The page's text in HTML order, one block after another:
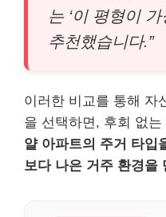
는 ‘이 평형이
추천했습니다.”
이러한 비교를 통해 자
을 선택하면, 후회 없
얄 아파트의 주거 타입
보다 나은 거주 환경을